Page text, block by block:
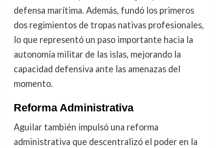
defensa marítima. Además, fundó los primeros
dos regimientos de tropas nativas profesionales,
lo que representó un paso importante hacia la
autonomía militar de las islas, mejorando la
capacidad defensiva ante las amenazas del
momento.
Reforma Administrativa
Aguilar también impulsó una reforma
administrativa que descentralizó el poder en la